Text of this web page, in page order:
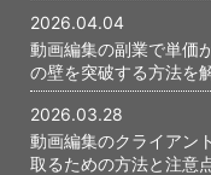
2026.04.04
動画編集の副業で単価
の壁を突破する方法を
2026.03.28
動画編集のクライアン
取るための方法と注意